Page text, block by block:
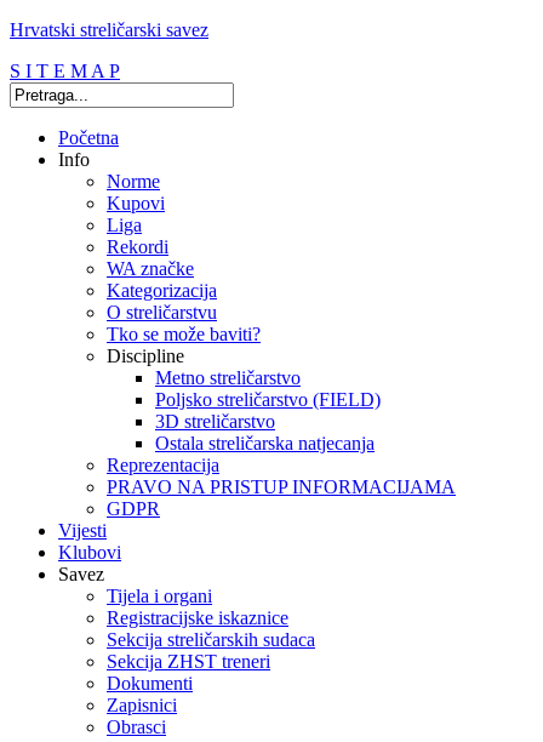
Hrvatski streličarski savez
S I T E M A P
Početna
Info
Norme
Kupovi
Liga
Rekordi
WA značke
Kategorizacija
O streličarstvu
Tko se može baviti?
Discipline
Metno streličarstvo
Poljsko streličarstvo (FIELD)
3D streličarstvo
Ostala streličarska natjecanja
Reprezentacija
PRAVO NA PRISTUP INFORMACIJAMA
GDPR
Vijesti
Klubovi
Savez
Tijela i organi
Registracijske iskaznice
Sekcija streličarskih sudaca
Sekcija ZHST treneri
Dokumenti
Zapisnici
Obrasci